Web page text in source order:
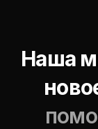
Наша